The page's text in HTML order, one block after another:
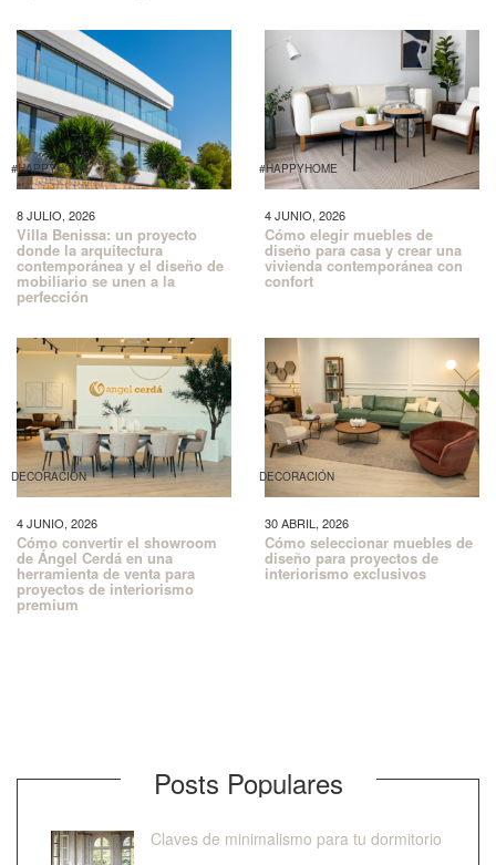
#HAPPYHOME
8 JULIO, 2026
Villa Benissa: un proyecto
donde la arquitectura
contemporánea y el diseño de
mobiliario se unen a la
perfección
#HAPPYHOME
4 JUNIO, 2026
Cómo elegir muebles de
diseño para casa y crear una
vivienda contemporánea con
confort
DECORACIÓN
4 JUNIO, 2026
Cómo convertir el showroom
de Ángel Cerdá en una
herramienta de venta para
proyectos de interiorismo
premium
DECORACIÓN
30 ABRIL, 2026
Cómo seleccionar muebles de
diseño para proyectos de
interiorismo exclusivos
Posts Populares
Claves de minimalismo para tu dormitorio